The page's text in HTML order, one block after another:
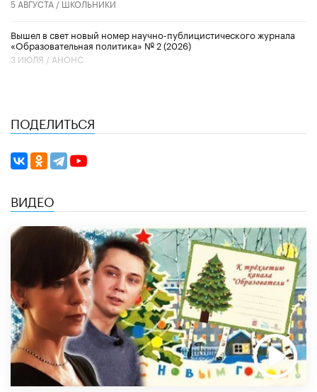
5 АВГУСТА / ШКОЛЬНИКИ
Вышел в свет новый номер научно-публицистического журнала
«Образовательная политика» № 2 (2026)
3 ИЮЛЯ / АНОНС
ПОДЕЛИТЬСЯ
ВИДЕО